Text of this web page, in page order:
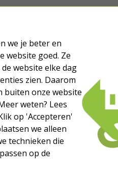
we je beter en
website goed. Ze
website elke dag
zien. Daarom
buiten onze website
weten? Lees
op 'Accepteren'
we alleen
technieken die
op de